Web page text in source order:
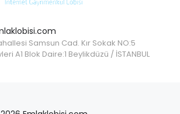
Samsun Cad. Kır Sokak NO:5
A1 Blok Daire:1 Beylikdüzü / İSTANBUL